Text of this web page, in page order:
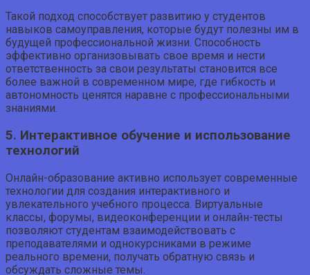
Такой подход способствует развитию у студентов
навыков самоуправления, которые будут полезны им в
будущей профессиональной жизни. Способность
эффективно организовывать свое время и нести
ответственность за свои результаты становится все
более важной в современном мире, где гибкость и
автономность ценятся наравне с профессиональными
знаниями.
5. Интерактивное обучение и использование
технологий
Онлайн-образование активно использует современные
технологии для создания интерактивного и
увлекательного учебного процесса. Виртуальные
классы, форумы, видеоконференции и онлайн-тесты
позволяют студентам взаимодействовать с
преподавателями и однокурсниками в режиме
реального времени, получать обратную связь и
обсуждать сложные темы.